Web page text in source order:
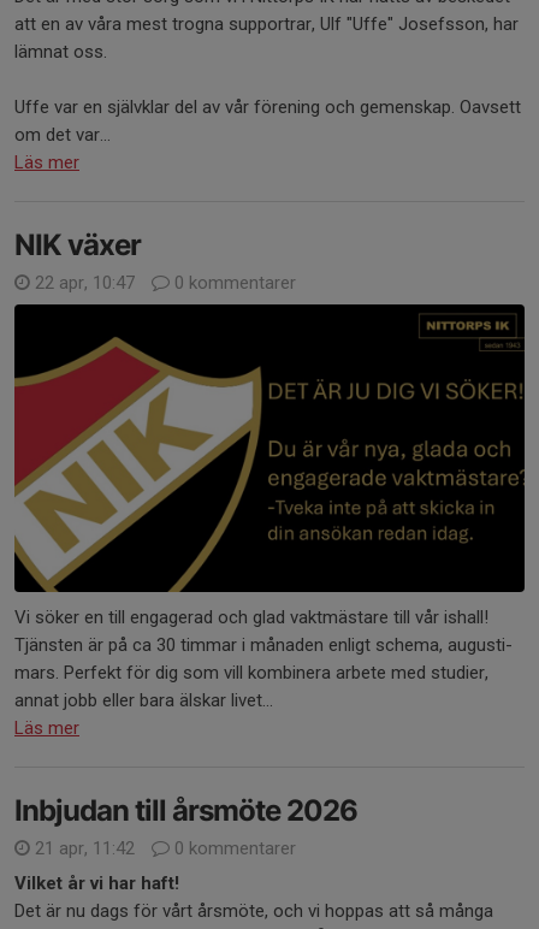
att en av våra mest trogna supportrar, Ulf "Uffe" Josefsson, har
lämnat oss.
Uffe var en självklar del av vår förening och gemenskap. Oavsett
om det var...
Läs mer
NIK växer
22 apr, 10:47 0 kommentarer
Vi söker en till engagerad och glad vaktmästare till vår ishall!
Tjänsten är på ca 30 timmar i månaden enligt schema, augusti-
mars. Perfekt för dig som vill kombinera arbete med studier,
annat jobb eller bara älskar livet...
Läs mer
Inbjudan till årsmöte 2026
21 apr, 11:42
0 kommentarer
Vilket år vi har haft!
Det är nu dags för vårt årsmöte, och vi hoppas att så många